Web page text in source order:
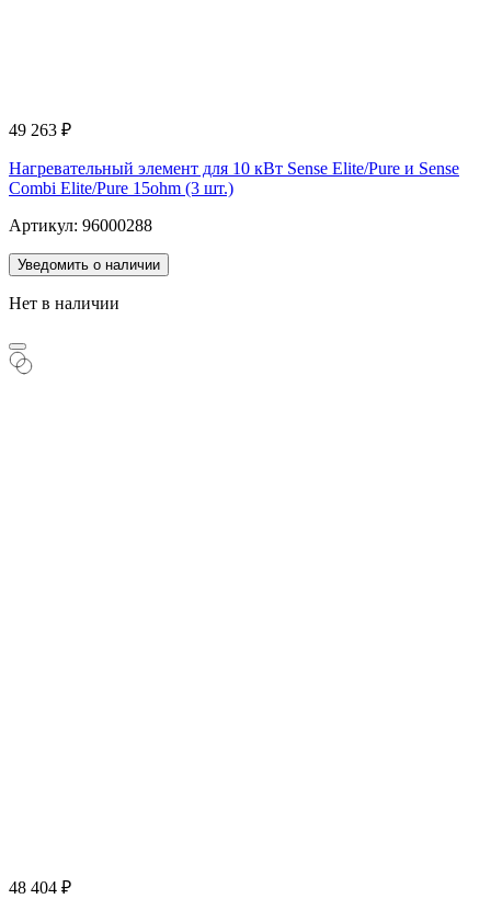
49 263 ₽
Нагревательный элемент для 10 кВт Sense Elite/Pure и Sense
Combi Elite/Pure 15ohm (3 шт.)
Артикул: 96000288
Уведомить о наличии
Нет в наличии
48 404 ₽